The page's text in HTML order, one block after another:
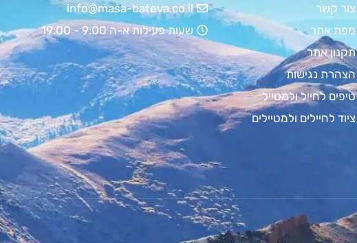
צור קשר
מפת אתר
תקנון אתר
הצהרת נגישות
טיפים לחייל ולמטייל
ציוד לחיילים ולמטיילים
info@masa-bateva.co.il
שעות פעילות א-ה 9:00 - 19:00